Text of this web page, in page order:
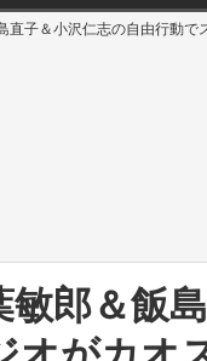
直子＆小沢仁志の自由行動
敏郎＆飯